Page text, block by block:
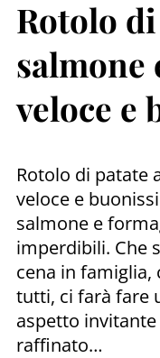
Rotolo
salmone
veloce e
Rotolo di patate
veloce e
salmone e
imperdibili. Che
cena in famiglia,
tutti, ci farà fare
aspetto
raffinato…